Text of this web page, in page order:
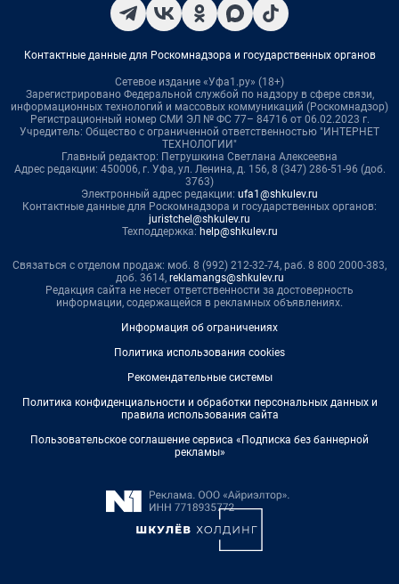
Контактные данные для Роскомнадзора и государственных органов
Сетевое издание «Уфа1.ру» (18+)
Зарегистрировано Федеральной службой по надзору в сфере связи,
информационных технологий и массовых коммуникаций (Роскомнадзор)
Регистрационный номер СМИ ЭЛ № ФС 77– 84716 от 06.02.2023 г.
Учредитель: Общество с ограниченной ответственностью "ИНТЕРНЕТ
ТЕХНОЛОГИИ"
Главный редактор: Петрушкина Светлана Алексеевна
Адрес редакции: 450006, г. Уфа, ул. Ленина, д. 156, 8 (347) 286-51-96 (доб.
3763)
Электронный адрес редакции: ufa1@shkulev.ru
Контактные данные для Роскомнадзора и государственных органов:
juristchel@shkulev.ru
Техподдержка: help@shkulev.ru
Связаться с отделом продаж: моб. 8 (992) 212-32-74, раб. 8 800 2000-383,
доб. 3614, reklamangs@shkulev.ru
Редакция сайта не несет ответственности за достоверность
информации, содержащейся в рекламных объявлениях.
Информация об ограничениях
Политика использования cookies
Рекомендательные системы
Политика конфиденциальности и обработки персональных данных и
правила использования сайта
Пользовательское соглашение сервиса «Подписка без баннерной
рекламы»